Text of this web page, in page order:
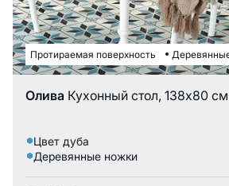
Протираемая поверхность
Олива Кухонный стол, 138x80
Цвет дуба
Деревянные ножки